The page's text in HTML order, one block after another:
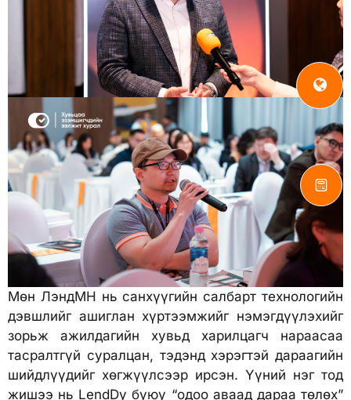
Мөн ЛэндМН нь санхүүгийн салбарт технологийн
дэвшлийг ашиглан хүртээмжийг нэмэгдүүлэхийг
зорьж ажилдагийн хувьд харилцагч нараасаа
тасралтгүй суралцан, тэдэнд хэрэгтэй дараагийн
шийдлүүдийг хөгжүүлсээр ирсэн. Үүний нэг тод
жишээ нь LendDy буюу “одоо аваад дараа төлөх”